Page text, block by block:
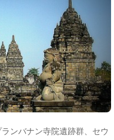
ンバナン寺院遺跡群、セウ